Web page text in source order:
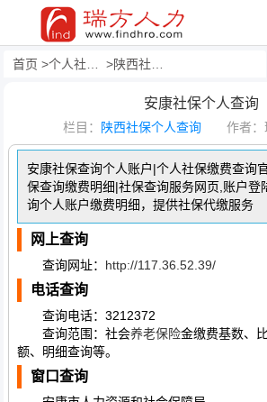
首页 个人社保查询 陕西社保个人查询
安康社保个人查询
栏目： 陕西社保个人查询 作者：
安康社保查询个人账户|个人社保缴费查询
保查询缴费明细|社保查询服务网页,账户登
询个人账户缴费明细，提供社保代缴服务
网上查询
查询网址： http://117.36.52.39/
电话查询
查询电话：3212372
查询范围：社会养老保险金缴费基数、
额、明细查询等。
窗口查询